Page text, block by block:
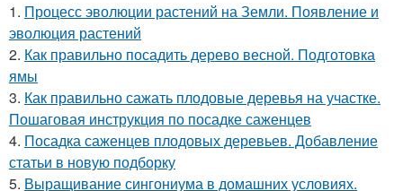
1. Процесс эволюции растений на Земли. Появление и
эволюция растений
2. Как правильно посадить дерево весной. Подготовка
ямы
3. Как правильно сажать плодовые деревья на участке.
Пошаговая инструкция по посадке саженцев
4. Посадка саженцев плодовых деревьев. Добавление
статьи в новую подборку
5. Выращивание сингониума в домашних условиях.